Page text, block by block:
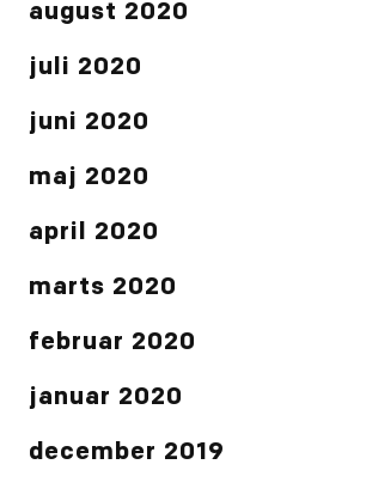
august 2020
juli 2020
juni 2020
maj 2020
april 2020
marts 2020
februar 2020
januar 2020
december 2019